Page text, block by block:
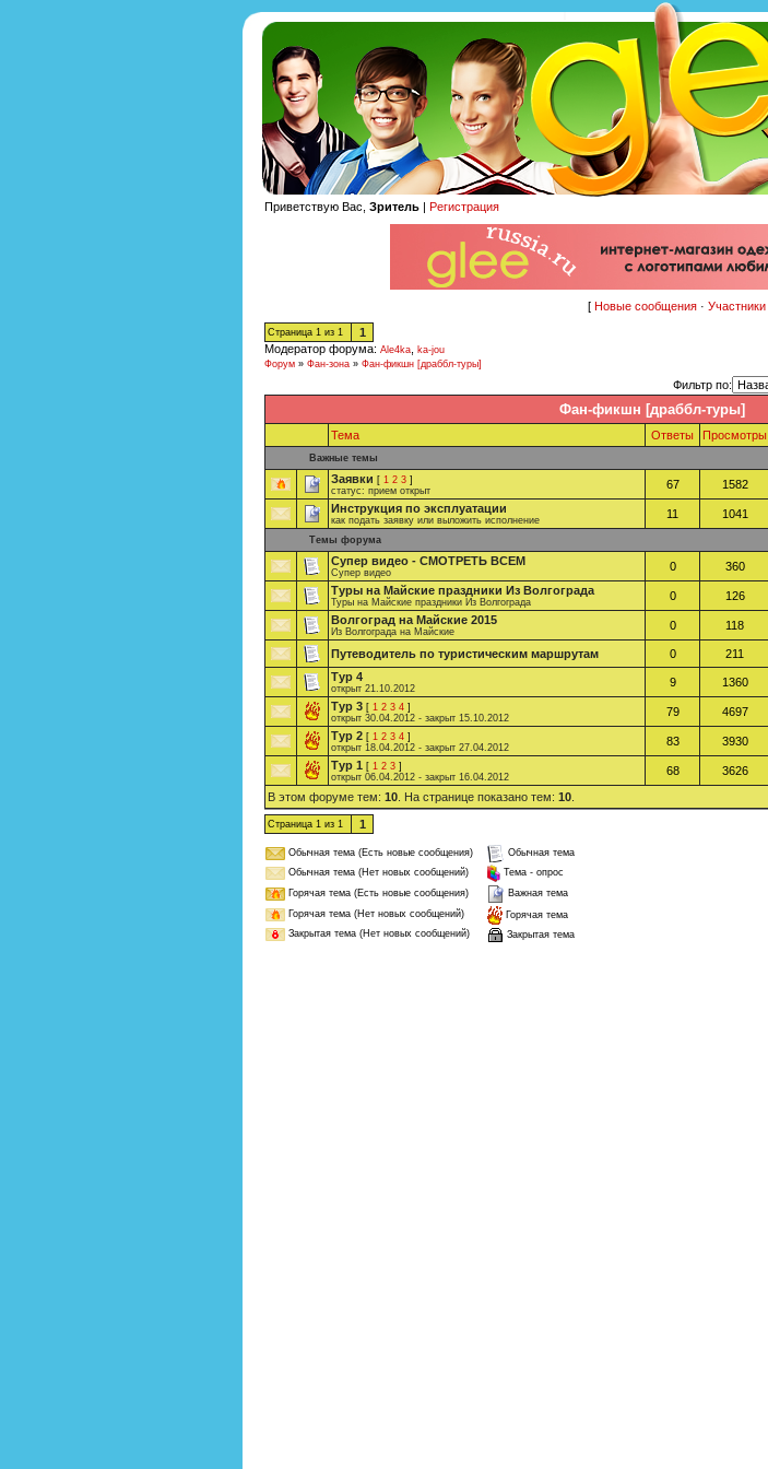
Приветствую Вас, Зритель | Регистрация
[ Новые сообщения · Участники
Страница 1 из 1
1
Модератор форума: Ale4ka
ka-jou
Форум » Фан-зона » Фан-фикшн [драббл-туры]
Фильтр по:
Фан-фикшн [драббл-туры]
Тема Ответы Просмотры
Важные темы
Заявки [ 1 2 3 ]
статус: прием открыт
67 1582
Инструкция по эксплуатации
как подать заявку или выложить исполнение 11 1041
Темы форума
Супер видео - СМОТРЕТЬ ВСЕМ
Супер видео 0 360
Туры на Майские праздники Из Волгограда
Туры на Майские праздники Из Волгограда 0 126
Волгоград на Майские 2015
Из Волгограда на Майские 0 118
Путеводитель по туристическим маршрутам 0 211
Тур 4
открыт 21.10.2012 9 1360
Тур 3 [ 1 2 3 4 ]
открыт 30.04.2012 - закрыт 15.10.2012
79 4697
Тур 2 [ 1 2 3 4 ]
открыт 18.04.2012 - закрыт 27.04.2012
83 3930
Тур 1 [ 1 2 3 ]
открыт 06.04.2012 - закрыт 16.04.2012
68 3626
В этом форуме тем: 10 . На странице показано тем: 10
Страница 1 из 1 1
Обычная тема (Есть новые сообщения)
Обычная тема
Обычная тема (Нет новых сообщений)
Тема - опрос
Горячая тема (Есть новые сообщения)
Важная тема
Горячая тема (Нет новых сообщений)
Горячая тема
Закрытая тема (Нет новых сообщений)
Закрытая тема